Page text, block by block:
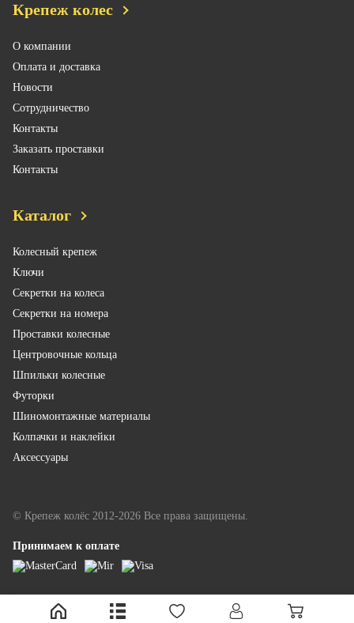
Крепеж колес
О компании
Оплата и доставка
Новости
Сотрудничество
Контакты
Заказать проставки
Контакты
Каталог
Колесный крепеж
Ключи
Секретки на колеса
Секретки на номера
Проставки колесные
Центровочные кольца
Шпильки колесные
Футорки
Шиномонтажные материалы
Колпачки и наклейки
Аксессуары
© Крепеж колёс 2012-2026 Все права защищены.
Принимаем к оплате
LINKOR - разработка и продвижение